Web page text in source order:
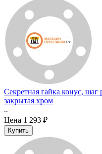
Секретная гайка конус,
закрытая хром
..
Цена 1 293 ₽